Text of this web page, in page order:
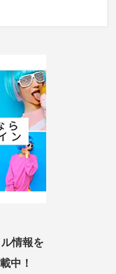
情報を
中！